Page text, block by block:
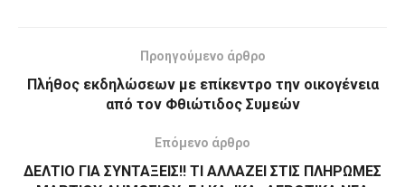
Προηγούμενο άρθρο
Πλήθος εκδηλώσεων με επίκεντρο την οικογένεια
από τον Φθιώτιδος Συμεών
Επόμενο άρθρο
ΔΕΛΤΙΟ ΓΙΑ ΣΥΝΤΑΞΕΙΣ!! ΤΙ ΑΛΛΑΖΕΙ ΣΤΙΣ ΠΛΗΡΩΜΕΣ